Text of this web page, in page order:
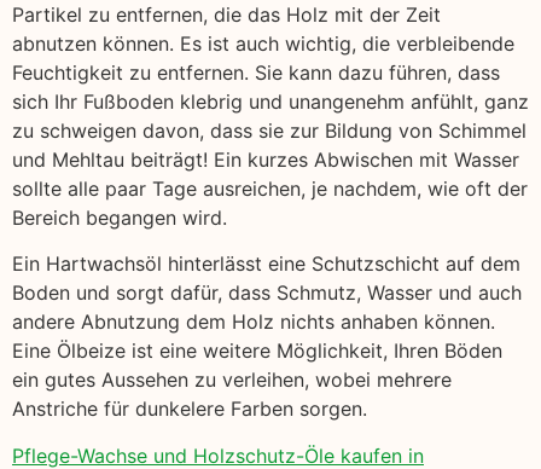
Partikel zu entfernen, die das Holz mit der Zeit
abnutzen können. Es ist auch wichtig, die verbleibende
Feuchtigkeit zu entfernen. Sie kann dazu führen, dass
sich Ihr Fußboden klebrig und unangenehm anfühlt, ganz
zu schweigen davon, dass sie zur Bildung von Schimmel
und Mehltau beiträgt! Ein kurzes Abwischen mit Wasser
sollte alle paar Tage ausreichen, je nachdem, wie oft der
Bereich begangen wird.
Ein Hartwachsöl hinterlässt eine Schutzschicht auf dem
Boden und sorgt dafür, dass Schmutz, Wasser und auch
andere Abnutzung dem Holz nichts anhaben können.
Eine Ölbeize ist eine weitere Möglichkeit, Ihren Böden
ein gutes Aussehen zu verleihen, wobei mehrere
Anstriche für dunkelere Farben sorgen.
Pflege-Wachse und Holzschutz-Öle kaufen in